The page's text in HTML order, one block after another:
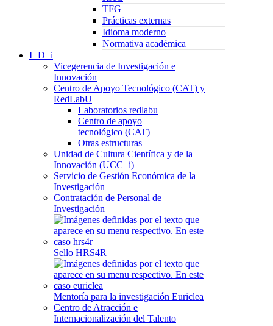
TFG
Prácticas externas
Idioma moderno
Normativa académica
I+D+i
Vicegerencia de Investigación e
Innovación
Centro de Apoyo Tecnológico (CAT) y
RedLabU
Laboratorios redlabu
Centro de apoyo
tecnológico (CAT)
Otras estructuras
Unidad de Cultura Científica y de la
Innovación (UCC+i)
Servicio de Gestión Económica de la
Investigación
Contratación de Personal de
Investigación
Sello HRS4R
Mentoría para la investigación Euriclea
Centro de Atracción e
Internacionalización del Talento